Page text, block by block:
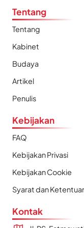
Tentang
Tentang
Kabinet
Budaya
Artikel
Penulis
Kebijakan
FAQ
Kebijakan Privasi
Kebijakan Cookie
Syarat dan
Kontak